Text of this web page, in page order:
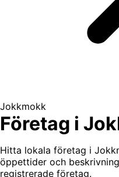
Jokkmokk
Företag i
Hitta lokala företag i
öppettider och
registrerade företag.